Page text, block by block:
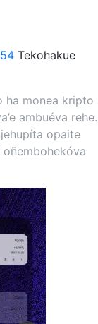
54 Tekohakue
ha monea kripto
ambuéva rehe.
opaite
oñembohekóva